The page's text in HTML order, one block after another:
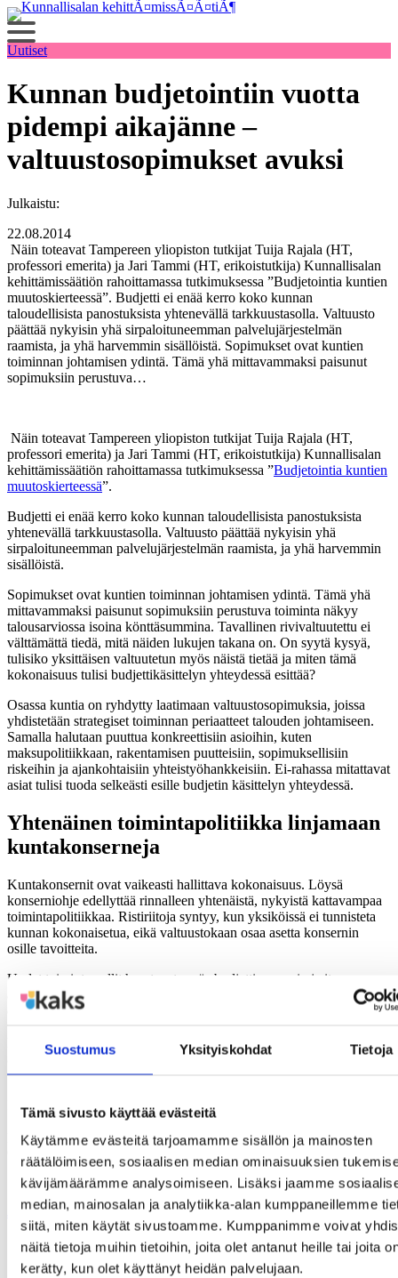
Suostumus Yksityiskohdat Tietoja
Tämä sivusto käyttää evästeitä
Käytämme evästeitä tarjoamamme sisällön ja mainosten
räätälöimiseen, sosiaalisen median ominaisuuksien
kävijämäärämme analysoimiseen. Lisäksi jaamme
median, mainosalan ja analytiikka-alan kumppaneillemme
siitä, miten käytät sivustoamme. Kumppanimme voivat
näitä tietoja muihin tietoihin, joita olet antanut heille tai joita
kerätty, kun olet käyttänyt heidän palvelujaan.
Siirry
sisältöön
Uutiset
Kunnan budjetointiin vuotta
pidempi aikajänne –
valtuustosopimukset avuksi
Julkaistu:
22.08.2014
Näin toteavat Tampereen yliopiston tutkijat Tuija Rajala (HT,
professori emerita) ja Jari Tammi (HT, erikoistutkija) Kunnallisalan
kehittämissäätiön rahoittamassa tutkimuksessa ”Budjetointia kuntien
muutoskierteessä”. Budjetti ei enää kerro koko kunnan
taloudellisista panostuksista yhtenevällä tarkkuustasolla. Valtuusto
päättää nykyisin yhä sirpaloituneemman palvelujärjestelmän
raamista, ja yhä harvemmin sisällöistä. Sopimukset ovat kuntien
toiminnan johtamisen ydintä. Tämä yhä mittavammaksi paisunut
sopimuksiin perustuva…
Näin toteavat Tampereen yliopiston tutkijat Tuija Rajala (HT,
professori emerita) ja Jari Tammi (HT, erikoistutkija) Kunnallisalan
kehittämissäätiön rahoittamassa tutkimuksessa ”Budjetointia kuntien
muutoskierteessä”.
Budjetti ei enää kerro koko kunnan taloudellisista panostuksista
yhtenevällä tarkkuustasolla. Valtuusto päättää nykyisin yhä
sirpaloituneemman palvelujärjestelmän raamista, ja yhä harvemmin
sisällöistä.
Sopimukset ovat kuntien toiminnan johtamisen ydintä. Tämä yhä
mittavammaksi paisunut sopimuksiin perustuva toiminta näkyy
talousarviossa isoina könttäsummina. Tavallinen rivivaltuutettu ei
välttämättä tiedä, mitä näiden lukujen takana on. On syytä kysyä,
tulisiko yksittäisen valtuutetun myös näistä tietää ja miten tämä
kokonaisuus tulisi budjettikäsittelyn yhteydessä esittää?
Osassa kuntia on ryhdytty laatimaan valtuustosopimuksia, joissa
yhdistetään strategiset toiminnan periaatteet talouden johtamiseen.
Samalla halutaan puuttua konkreettisiin asioihin, kuten
maksupolitiikkaan, rakentamisen puutteisiin, sopimuksellisiin
riskeihin ja ajankohtaisiin yhteistyöhankkeisiin. Ei-rahassa mitattavat
asiat tulisi tuoda selkeästi esille budjetin käsittelyn yhteydessä.
Yhtenäinen toimintapolitiikka linjamaan
kuntakonserneja
Kuntakonsernit ovat vaikeasti hallittava kokonaisuus. Löysä
konserniohje edellyttää rinnalleen yhtenäistä, nykyistä kattavampaa
toimintapolitiikkaa. Ristiriitoja syntyy, kun yksiköissä ei tunnisteta
kunnan kokonaisetua, eikä valtuustokaan osaa asetta konsernin
osille tavoitteita.
Uudet toimintamallit haastavat myös budjettiprosessin ja itse
asiakirjan käsittelyn: Valmisteluun tuo uusia piirteitä osallistuvan
demokratian ja asiakkuuksien korostamisen esiinmarssi. Nykyinen
tiedonvälitys luo uusia osallistumisen muotoja. Tämä tarjoaa
kanavan myös palvelujen vaikuttavuuden ja toiminnan luonteen
arviointiin. Budjetoinnissa joudutaan omaksumaan myös supistuvan
talouden mittaukseen soveltuvia tunnuslukuja.
Lisätietoja:
professori, emerita Tuija Rajala 040 7677860
erikoistutkija Jari Tammi 040 517 4847
Budjetointia kuntien muutoskierteessä
Jaa